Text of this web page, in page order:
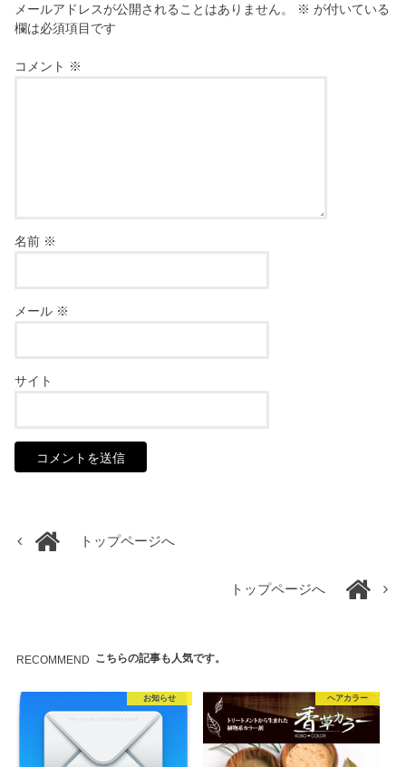
メールアドレスが公開されることはありません。 ※ が付いている
欄は必須項目です
コメント ※
名前 ※
メール ※
サイト
トップページへ
トップページへ
RECOMMEND こちらの記事も人気です。
お知らせ ヘアカラー